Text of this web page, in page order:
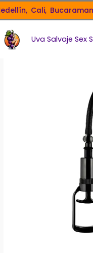
al
contenido
Cali, Bucaramanga,
Uva Salvaje Sex